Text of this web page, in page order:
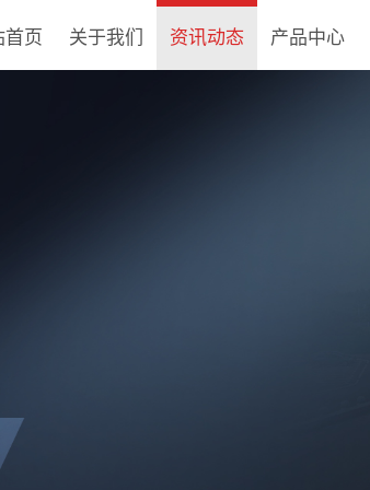
首页 关于我们 资讯动态 产品中心